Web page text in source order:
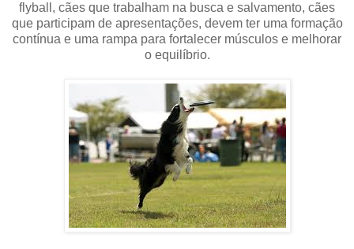
flyball, cães que trabalham na busca e salvamento, cães
que participam de apresentações, devem ter uma formação
contínua e uma rampa para fortalecer músculos e melhorar
o equilíbrio.